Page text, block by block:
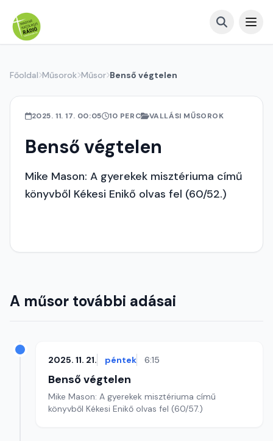
Főoldal Műsorok Műsor Benső végtelen
2025. 11. 17. 00:05 10 PERC VALLÁSI MŰSOROK
Benső végtelen
Mike Mason: A gyerekek misztériuma című
könyvből Kékesi Enikő olvas fel (60/52.)
A műsor további adásai
2025. 11. 21. péntek 6:15
Benső végtelen
Mike Mason: A gyerekek misztériuma című
könyvből Kékesi Enikő olvas fel (60/57.)